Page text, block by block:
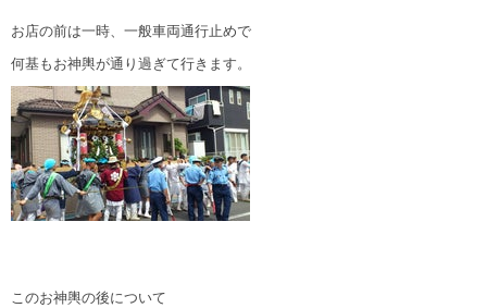
お店の前は一時、一般車両通行止めで
何基もお神輿が通り過ぎて行きます。
このお神輿の後について